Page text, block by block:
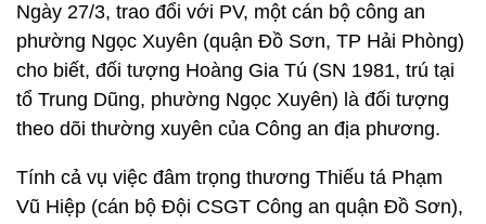
Ngày 27/3, trao đổi với PV, một cán bộ công an
phường Ngọc Xuyên (quận Đồ Sơn, TP Hải Phòng)
cho biết, đối tượng Hoàng Gia Tú (SN 1981, trú tại
tổ Trung Dũng, phường Ngọc Xuyên) là đối tượng
theo dõi thường xuyên của Công an địa phương.
Tính cả vụ việc đâm trọng thương Thiếu tá Phạm
Vũ Hiệp (cán bộ Đội CSGT Công an quận Đồ Sơn),